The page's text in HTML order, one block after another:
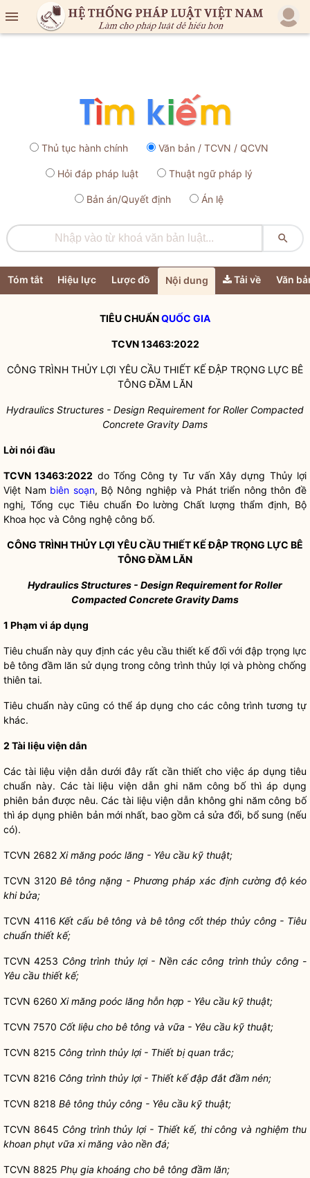

Thủ tục hành chính Văn bản / TCVN / QCVN
Hỏi đáp pháp luật Thuật ngữ pháp lý
Bản án/Quyết định Án lệ

Tóm tắt Hiệu lực Lược đồ Nội dung Tải về Văn
TIÊU CHUẨNQUỐC GIA
TCVN 13463:2022
CÔNG TRÌNH THỦY LỢI YÊU CẦU THIẾT KẾ ĐẬP TRỌNG LỰC BÊ
TÔNG ĐẦM LĂN
Hydraulics Structures - Design Requirement for Roller Compacted
Concrete Gravity Dams
Lời nói đầu
TCVN 13463:2022 do Tổng Công ty Tư vấn Xây dựng Thủy lợi
Việt Nam biên soạn, Bộ Nông nghiệp và Phát triển nông thôn đề
nghị, Tổng cục Tiêu chuẩn Đo lường Chất lượng thẩm định, Bộ
Khoa học và Công nghệ công bố.
CÔNG TRÌNH THỦY LỢI YÊU CẦU THIẾT KẾĐẬP TRỌNG LỰC BÊ
TÔNG ĐẦM LĂN
Hydraulics Structures - Design Requirement for Roller
Compacted ConcreteGravity Dams
1 Phạm vi áp dụng
Tiêu chuẩn này quy định các yêu cầu thiết kế đối với đập trọng lực
bê tông đầm lăn sử dụng trong công trình thủy lợi và phòng chống
thiên tai.
Tiêu chuẩn này cũng có thể áp dụng cho các công trình tương tự
khác.
2 Tài liệu viện dẫn
Các tài liệu viện dẫn dưới đây rất cần thiết cho việc áp dụng tiêu
chuẩn này. Các tài liệu viện dẫn ghi năm công bố thì áp dụng
phiên bản được nêu. Các tài liệu viện dẫn không ghi năm công bố
thì áp dụng phiên bản mới nhất, bao gồm cả sửa đổi, bổ sung (nếu
có).
TCVN 2682 Xi măng poóc lăng - Yêu cầu kỹ thuật;
TCVN 3120 Bê tông nặng - Phương pháp xác định cường độ kéo
khi bửa;
TCVN 4116Kết cấu bê tông và bê tông cốt thép thủy công - Tiêu
chuẩn thiết kế;
TCVN 4253 Công trình thủy lợi - Nền các công trình thủy công -
Yêu cầu thiết kế;
TCVN 6260 Xi măng poóc lăng hỗn hợp - Yêu cầu kỹ thuật;
TCVN 7570 Cốt liệu cho bê tông và vữa - Yêu cầu kỹ thuật;
TCVN 8215 Công trình thủy lợi - Thiết bị quan trắc;
TCVN 8216 Công trình thủy lợi - Thiết kế đập đắt đầm nén;
TCVN 8218 Bê tông thủy công - Yêu cầu kỹ thuật;
TCVN 8645 Công trình thủy lợi - Thiết kế, thi công và nghiệm thu
khoan phụt vữa xi măng vào nền đá;
TCVN 8825 Phụ gia khoáng cho bê tông đầm lăn;